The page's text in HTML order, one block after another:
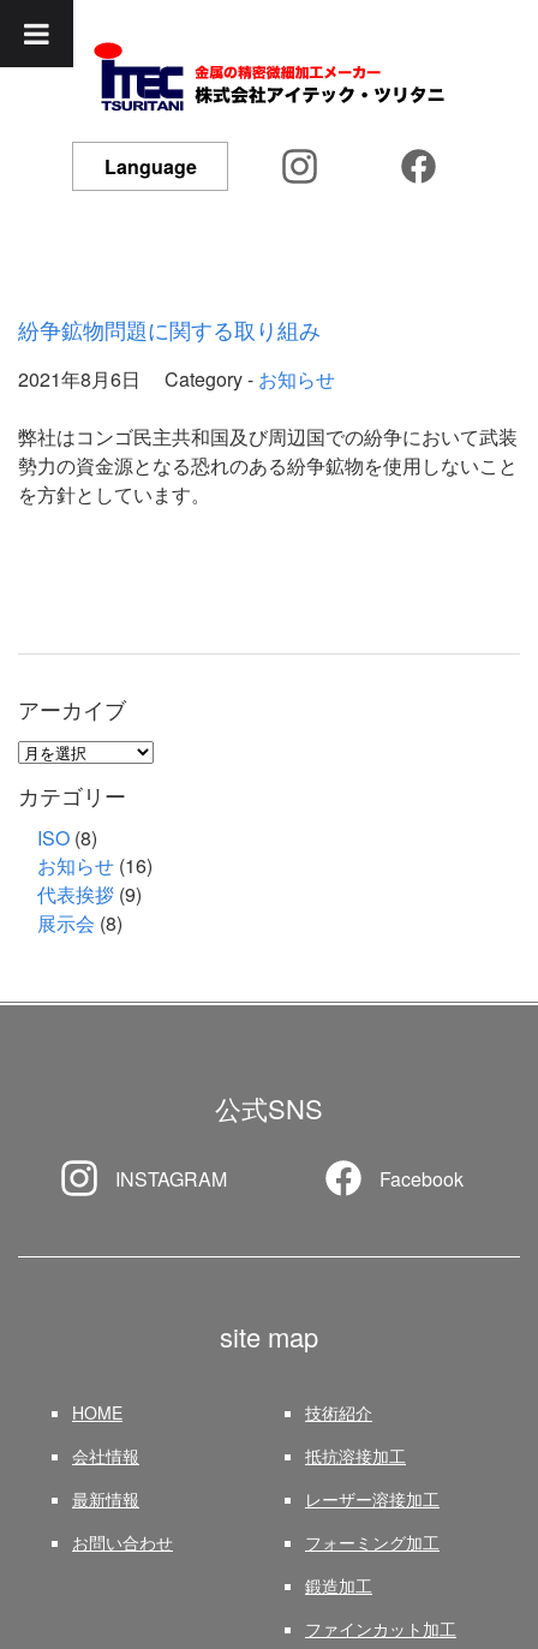
Language
紛争鉱物問題に関する取り組み
2021年8月6日 Category - お知らせ
弊社はコンゴ民主共和国及び周辺国での紛争において武装
勢力の資金源となる恐れのある紛争鉱物を使用しないこと
を方針としています。
アーカイブ
ア
カ
カテゴリー
ISO (8)
お知らせ (16)
代表挨拶 (9)
展示会 (8)
公式SNS
INSTAGRAM Facebook
site map
HOME
会社情報
最新情報
お問い合わせ
技術紹介
抵抗溶接加工
レーザー溶接加工
フォーミング加工
鍛造加工
ファインカット加工